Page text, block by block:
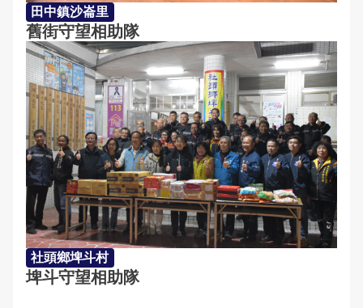
田中鎮沙崙里
舊街守望相助隊
社頭鄉埤斗村
埤斗守望相助隊